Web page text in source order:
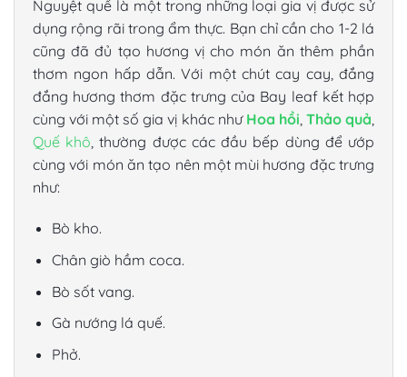
Nguyệt quế là một trong những loại gia vị được sử
dụng rộng rãi trong ẩm thực. Bạn chỉ cần cho 1-2 lá
cũng đã đủ tạo hương vị cho món ăn thêm phần
thơm ngon hấp dẫn. Với một chút cay cay, đắng
đắng hương thơm đặc trưng của Bay leaf kết hợp
cùng với một số gia vị khác như Hoa hồi Thảo quả
Quế khô , thường được các đầu bếp dùng để ướp
cùng với món ăn tạo nên một mùi hương đặc trưng
như:
Bò kho.
Chân giò hầm coca.
Bò sốt vang.
Gà nướng lá quế.
Phở.